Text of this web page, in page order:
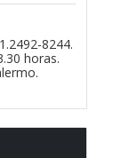
8244.
horas.